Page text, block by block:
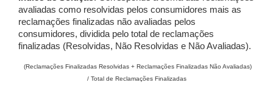
avaliadas como resolvidas pelos consumidores mais as
reclamações finalizadas não avaliadas pelos
consumidores, dividida pelo total de reclamações
finalizadas (Resolvidas, Não Resolvidas e Não Avaliadas).
(Reclamações Finalizadas Resolvidas + Reclamações Finalizadas Não Avaliadas)
/ Total de Reclamações Finalizadas